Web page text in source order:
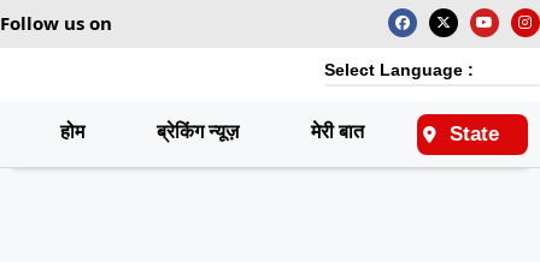
Follow us on
Select Language :
होम ब्रेकिंग न्यूज़ मेरी बात राष्ट्रीय
State